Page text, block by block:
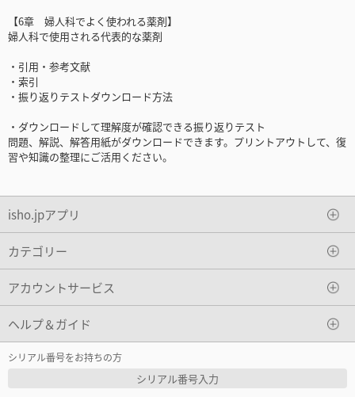
【6章 婦人科でよく使われる薬剤】
婦人科で使用される代表的な薬剤
・引用・参考文献
・索引
・振り返りテストダウンロード方法
・ダウンロードして理解度が確認できる振り返りテスト
問題、解説、解答用紙がダウンロードできます。プリントアウトして、復
習や知識の整理にご活用ください。
isho.jpアプリ
カテゴリー
アカウントサービス
ヘルプ＆ガイド
シリアル番号をお持ちの方
シリアル番号入力